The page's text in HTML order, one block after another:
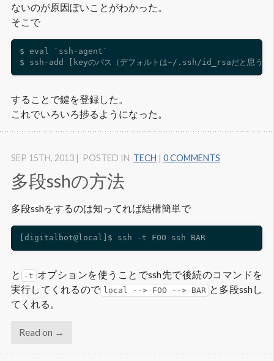
ないのが原因ぽいことがわかった。
そこで
$ eval `ssh-agent`
することで鍵を登録した。
これでいろいろ捗るようになった。
多段sshの方法
SEP 15TH, 2013 | POSTED IN TECH | 0 COMMENTS
多段sshをするのは知ってれば結構簡単で
と -t オプションを使うことでssh先で後続のコマンドを
実行してくれるので local --> FOO --> BAR と多段sshし
てくれる。
Read on →